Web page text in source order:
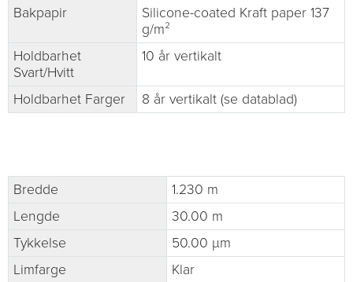
Bakpapir
Silicone-coated Kraft paper 137
g/m²
Holdbarhet
Svart/Hvitt
10 år vertikalt
Holdbarhet Farger 8 år vertikalt (se datablad)
Bredde
1.230 m
Lengde
30.00 m
Tykkelse
50.00 µm
Limfarge
Klar